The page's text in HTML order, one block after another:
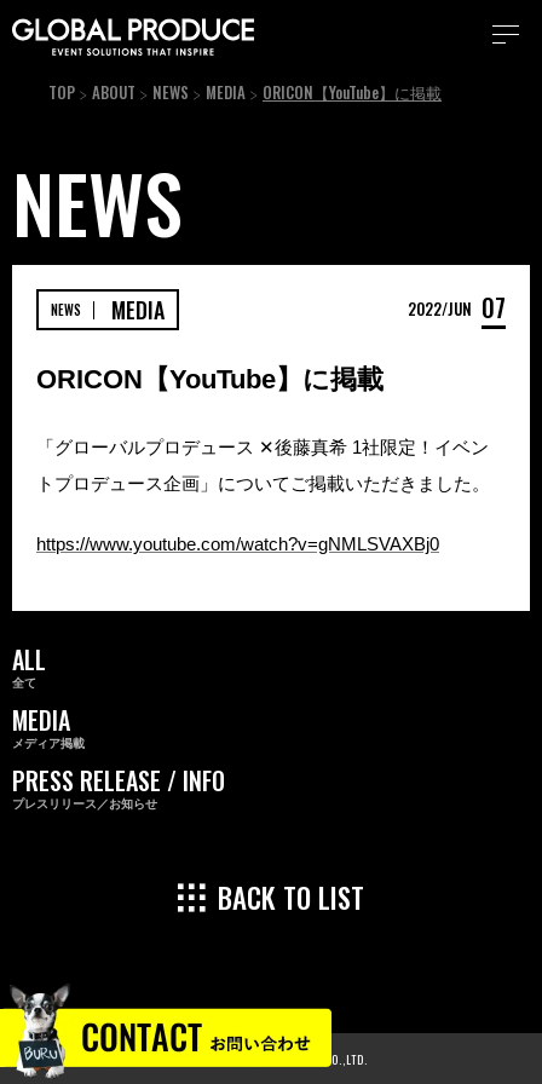
TOP ABOUT NEWS MEDIA ORICON【YouTube】に掲載
NEWS
ORICON【YouTube】に掲載
「グローバルプロデュース ✕後藤真希 1社限定！イベン
トプロデュース企画」についてご掲載いただきました。
https://www.youtube.com/watch?v=gNMLSVAXBj0
NEWS MEDIA 2022 JUN 07
ALL
全て
MEDIA
メディア掲載
PRESS RELEASE / INFO
プレスリリース／お知らせ
BACK TO LIST
© 2024 GLOBAL PRODUCE CO.,LTD.